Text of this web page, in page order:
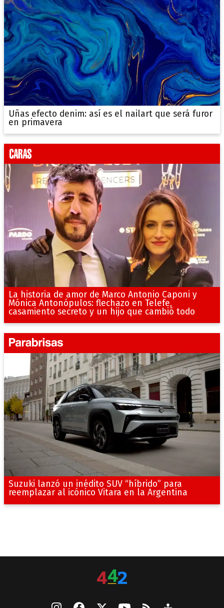
Uñas efecto denim: así es el nailart que será furor
en primavera
La historia de amor de Marco Antonio Caponi y
Mónica Antonópulos: flechazo en Telefe,
casamiento secreto y un hijo que cambió todo
Suzuki lanzó un inédito SUV “híbrido” para
reemplazar al icónico Vitara en la Argentina